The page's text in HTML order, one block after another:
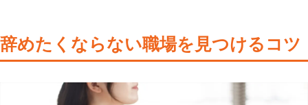
辞めたくならない職場を見つけるコツ